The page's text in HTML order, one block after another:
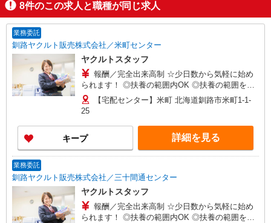
8件のこの求人と職種が同じ求人
業務委託
釧路ヤクルト販売株式会社／米町センター
ヤクルトスタッフ
報酬／完全出来高制 ☆少日数から気軽に始め
られます！ ◎扶養の範囲内OK ◎扶養の範囲を超
えた高収入も応相談 月額80,000円〜 ※研修期間中
は日当支払あり（5日間：時給1000円）
【宅配センター】米町 北海道釧路市米町1-1-
25
キープ 詳細を見る
業務委託
釧路ヤクルト販売株式会社／三十間通センター
ヤクルトスタッフ
報酬／完全出来高制 ☆少日数から気軽に始め
られます！ ◎扶養の範囲内OK ◎扶養の範囲を超